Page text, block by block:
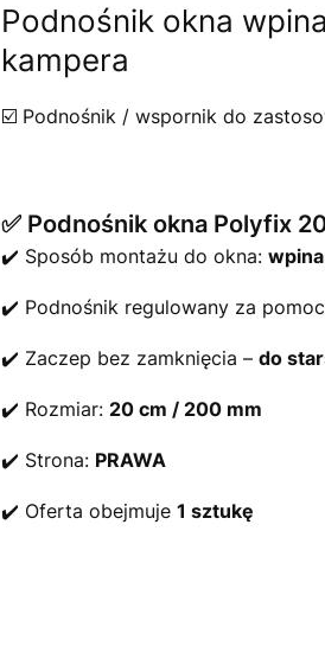
Podnośnik okna
kampera
☑️ Podnośnik / wspornik do
✅ Podnośnik okna Polyfix
✔️ Sposób montażu do okna:
✔️ Podnośnik regulowany za
✔️ Zaczep bez zamknięcia – do
✔️ Rozmiar: 20 cm / 200 mm
✔️ Strona: PRAWA
✔️ Oferta obejmuje 1 sztukę